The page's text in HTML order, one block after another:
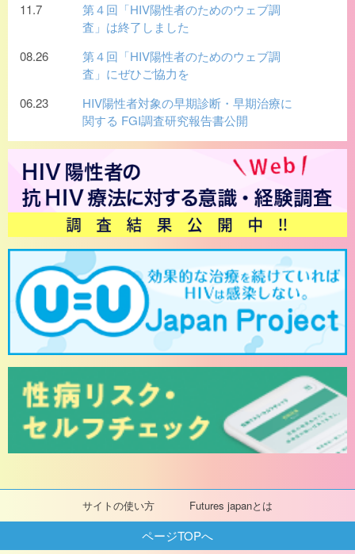
サイトの使い方 Futures japanとは
11.7
第４回「HIV陽性者のためのウェブ調
査」は終了しました
08.26
第４回「HIV陽性者のためのウェブ調
査」にぜひご協力を
06.23
HIV陽性者対象の早期診断・早期治療に
関する FGI調査研究報告書公開
ページTOPへ